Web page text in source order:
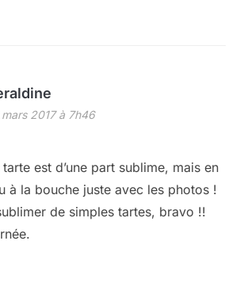
mars 2017 à 7h46
est d’une part sublime, mais en
à la bouche juste avec les photos !
de simples tartes, bravo !!